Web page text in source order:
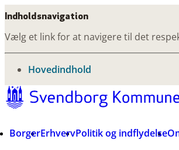
Indholdsnavigation
Vælg et link for at navigere til det
gå til
Hovedindhold
BorgerErhvervPolitik og indflydelse